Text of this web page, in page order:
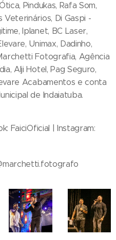
Pindukas, Rafa Som,
Di Gaspi -
Iplanet, BC Laser,
Unimax, Dadinho,
Fotografia, Agência
Alji Hotel, Pag Seguro,
Acabamentos e conta
de Indaiatuba.
FaiciOficial | Instagram: